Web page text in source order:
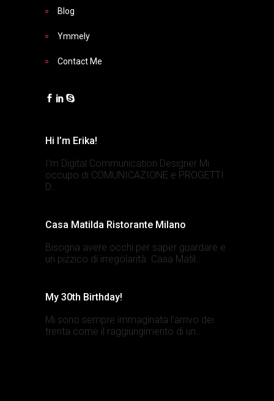
Blog
Ymmely
Contact Me
Hi I’m Erika!
I’m Digital Communication Designer Mi
occupo di COMUNICAZIONE e PROGETTI
D...
Casa Matilda Ristorante Milano
Bisogna avere occhi per saper guardare e
un pizzico di irregolarità. Casa Matil...
My 30th Birthday!
Mi sono sempre immaginata l’arrivo dei
trenta come il raggiungimento di un...